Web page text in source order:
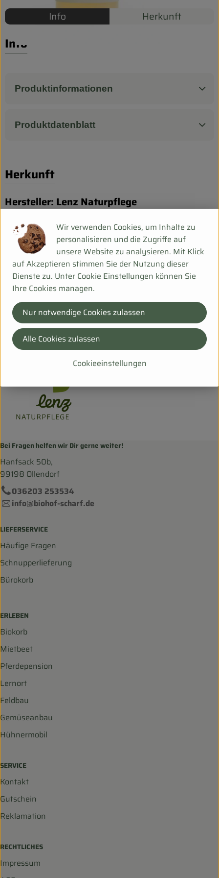
Pferdepension & Reitbetrieb
Firmenkunden
Info Herkunft
Info
Produktinformationen
Produktdatenblatt
Herkunft
Hersteller: Lenz Naturpflege
Deutschland
Die Regionalen GmbH
D 12347 Berlin
www.die-regionalen.de
(Daten von Ecoinform)
Lenz Naturpflege
Bei Fragen helfen wir Dir gerne weiter!
Hanfsack 50b,
99198 Ollendorf
036203 253534
info@biohof-scharf.de
LIEFERSERVICE
Häufige Fragen
Schnupperlieferung
Bürokorb
ERLEBEN
Biokorb
Mietbeet
Pferdepension
Lernort
Feldbau
Gemüseanbau
Hühnermobil
SERVICE
Kontakt
Gutschein
Reklamation
RECHTLICHES
Impressum
Wir verwenden Cookies, um Inhalte zu
personalisieren und die Zugriffe auf
unsere Website zu analysieren. Mit Klick
auf Akzeptieren stimmen Sie der Nutzung dieser
Dienste zu. Unter Cookie Einstellungen können Sie
Ihre Cookies managen.
Cookieeinstellungen
Nur notwendige Cookies zulassen
Alle Cookies zulassen